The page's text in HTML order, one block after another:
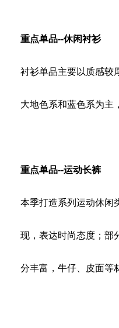
重点单品--休闲衬衫
衬衫单品主要以质感较
大地色系和蓝色系为主
重点单品--运动长裤
本季打造系列运动休闲
现，表达时尚态度；部
分丰富，牛仔、皮面等